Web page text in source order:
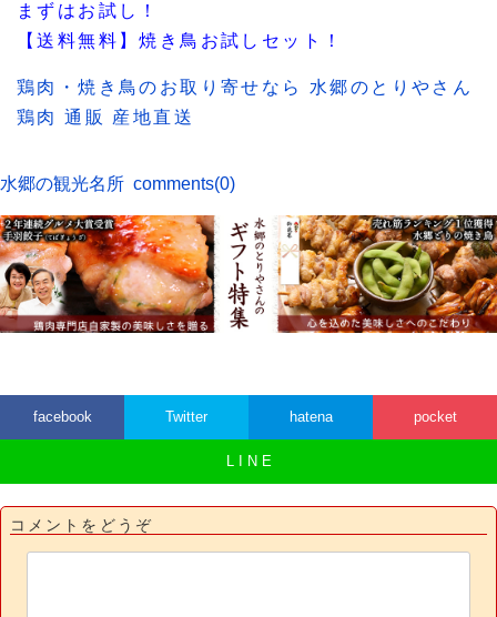
まずはお試し！
【送料無料】焼き鳥お試しセット！
鶏肉・焼き鳥のお取り寄せなら 水郷のとりやさん
鶏肉 通販 産地直送
水郷の観光名所 comments(0)
facebook Twitter hatena pocket
L I N E
コメントをどうぞ